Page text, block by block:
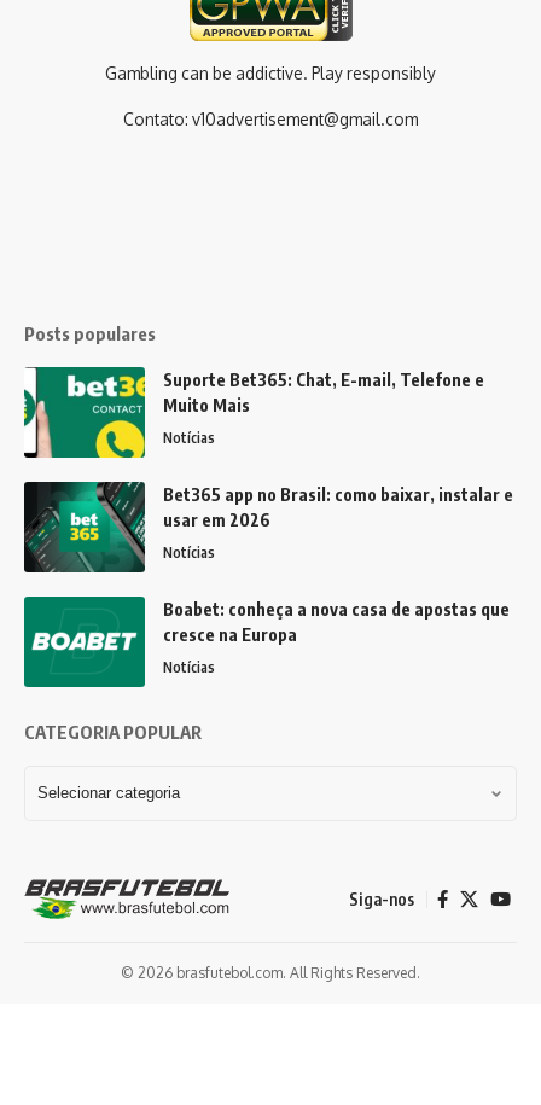
Gambling can be addictive. Play responsibly
Contato: v10advertisement@gmail.com
Posts populares
Suporte Bet365: Chat, E-mail, Telefone e
Muito Mais
Notícias
Bet365 app no Brasil: como baixar, instalar e
usar em 2026
Notícias
Boabet: conheça a nova casa de apostas que
cresce na Europa
Notícias
CATEGORIA POPULAR
Siga-nos
© 2026 brasfutebol.com. All Rights Reserved.